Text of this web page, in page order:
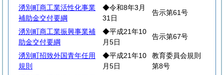
湧別町商工業活性化事業
補助金交付要綱
◆令和8年3月
31日
告示第61号
湧別町商工業振興事業補
助金交付要綱
◆平成21年10
月5日
告示第67号
湧別町招致外国青年任用
規則
◆平成21年10
月5日
教育委員会規則
第8号